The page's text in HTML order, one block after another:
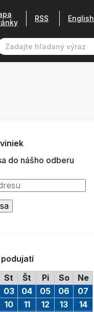
RSS English
do nášho odberu
St Št Pi So Ne
03 04 05 06
07
10 11 12 13
14